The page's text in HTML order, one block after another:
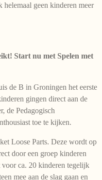
geen kinderen meer
Start nu met Spelen met
de B in Groningen het eerste
gingen direct aan de
de Pedagogisch
toe te kijken.
Loose Parts. Deze wordt op
door een groep kinderen
ca. 20 kinderen tegelijk
mee aan de slag gaan en